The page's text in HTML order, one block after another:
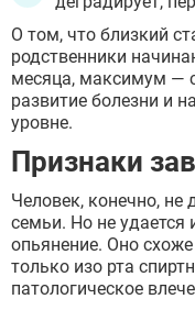
О том, что близкий
родственники
месяца, максимум —
развитие болезни и
уровне.
Признаки
Человек, конечно, не
семьи. Но не удается
опьянение. Оно
только изо рта
патологическое